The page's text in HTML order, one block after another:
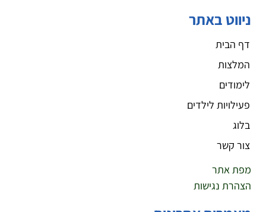
ניווט באתר
דף הבית
המלצות
לימודים
פעילויות לילדים
בלוג
צור קשר
מפת אתר
הצהרת נגישות